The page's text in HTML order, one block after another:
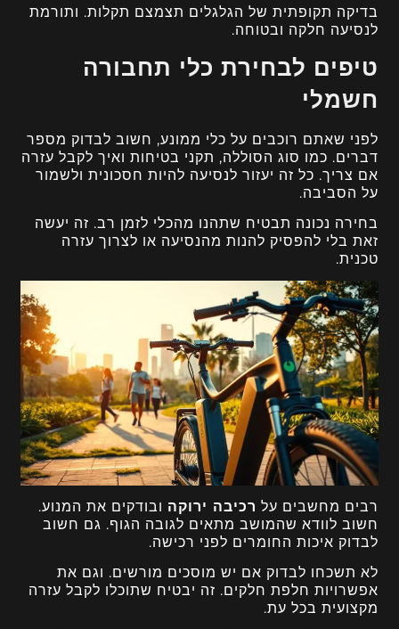
בדיקה תקופתית של הגלגלים תצמצם תקלות. ותורמת
לנסיעה חלקה ובטוחה.
טיפים לבחירת כלי תחבורה
חשמלי
לפני שאתם רוכבים על כלי ממונע, חשוב לבדוק מספר
דברים. כמו סוג הסוללה, תקני בטיחות ואיך לקבל עזרה
אם צריך. כל זה יעזור לנסיעה להיות חסכונית ולשמור
על הסביבה.
בחירה נכונה תבטיח שתהנו מהכלי לזמן רב. זה יעשה
זאת בלי להפסיק להנות מהנסיעה או לצרוך עזרה
טכנית.
רבים מחשבים על רכיבה ירוקה ובודקים את המנוע.
חשוב לוודא שהמושב מתאים לגובה הגוף. גם חשוב
לבדוק איכות החומרים לפני רכישה.
לא תשכחו לבדוק אם יש מוסכים מורשים. וגם את
אפשרויות חלפת חלקים. זה יבטיח שתוכלו לקבל עזרה
מקצועית בכל עת.